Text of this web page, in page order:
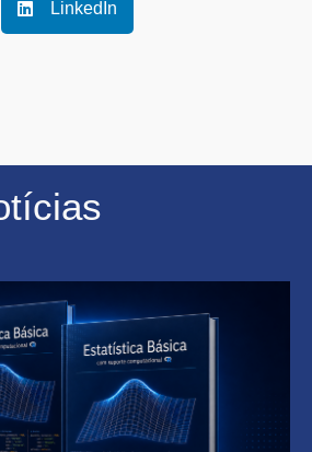
LinkedIn